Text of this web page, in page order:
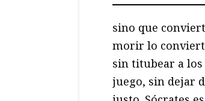
sino que
morir lo
sin titubear a los
juego, sin dejar